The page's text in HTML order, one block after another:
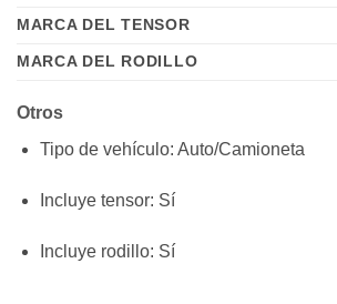
MARCA DEL TENSOR
MARCA DEL RODILLO
Otros
Tipo de vehículo: Auto/Camioneta
Incluye tensor: Sí
Incluye rodillo: Sí